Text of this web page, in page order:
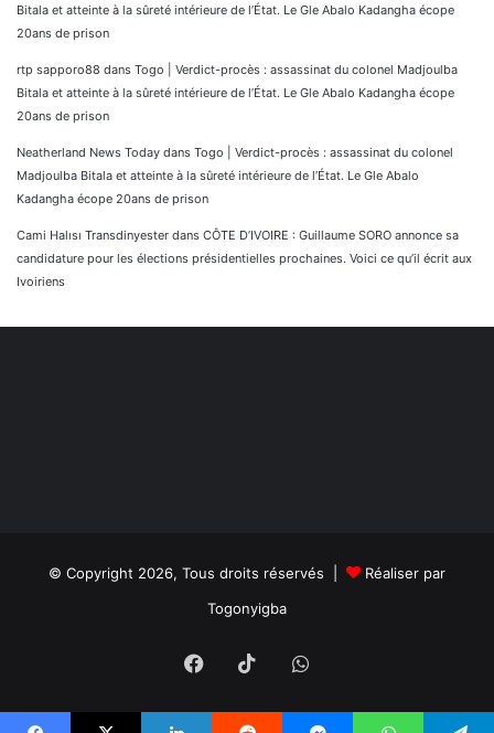
Bitala et atteinte à la sûreté intérieure de l’État. Le Gle Abalo Kadangha écope
20ans de prison
rtp sapporo88 dans Togo | Verdict-procès : assassinat du colonel Madjoulba
Bitala et atteinte à la sûreté intérieure de l’État. Le Gle Abalo Kadangha écope
20ans de prison
Neatherland News Today dans Togo | Verdict-procès : assassinat du colonel
Madjoulba Bitala et atteinte à la sûreté intérieure de l’État. Le Gle Abalo
Kadangha écope 20ans de prison
Cami Halısı Transdinyester dans CÔTE D’IVOIRE : Guillaume SORO annonce sa
candidature pour les élections présidentielles prochaines. Voici ce qu’il écrit aux
Ivoiriens
© Copyright 2026, Tous droits réservés |
Réaliser par
Togonyigba
Facebook
TikTokWhatsApp